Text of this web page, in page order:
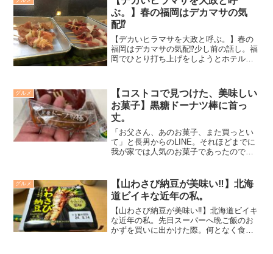
性が全くない味に統一してしまう。これ
が私が知る名古屋メシの味。
ぶ。】春の福岡はデカマサの気
配⁉️
【デカいヒラマサを大政と呼ぶ。】春の
福岡はデカマサの気配⁉️少し前の話し。福
岡でひとり打ち上げをしようとホテル近
しっかりフィッシングショーでイベント
仕事をこなし、搬出を...
グルメ
【コストコで見つけた、美味しい
お菓子】黒糖ドーナツ棒に首っ
丈。
「お父さん、あのお菓子、また買っとい
て」と長男からのLINE。それほどまでに
我が家では人気のお菓子であったのでし
でした。
グルメ
【山わさび納豆が美味い‼️】北海
道ビイキな近年の私。
【山わさび納豆が美味い‼️】北海道ビイキ
な近年の私。先日スーパーへ晩ご飯のお
かずを買いに出かけた際。何となく食べ